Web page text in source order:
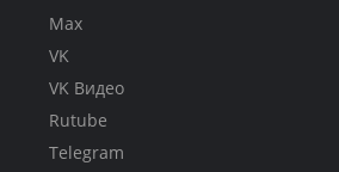
Max
VK
VK Видео
Rutube
Telegram